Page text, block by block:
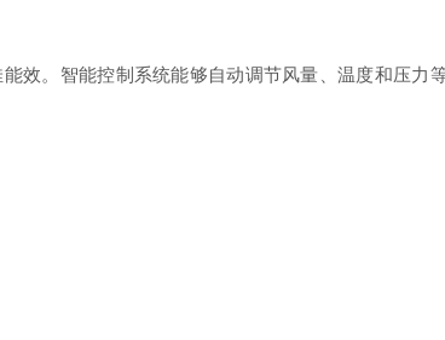
。智能控制系统能够自动调节风量、温度和压力